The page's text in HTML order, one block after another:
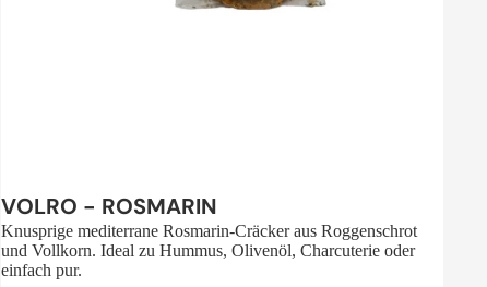
VOLRO - ROSMARIN
Knusprige mediterrane Rosmarin-Cräcker aus Roggenschrot
und Vollkorn. Ideal zu Hummus, Olivenöl, Charcuterie oder
einfach pur.